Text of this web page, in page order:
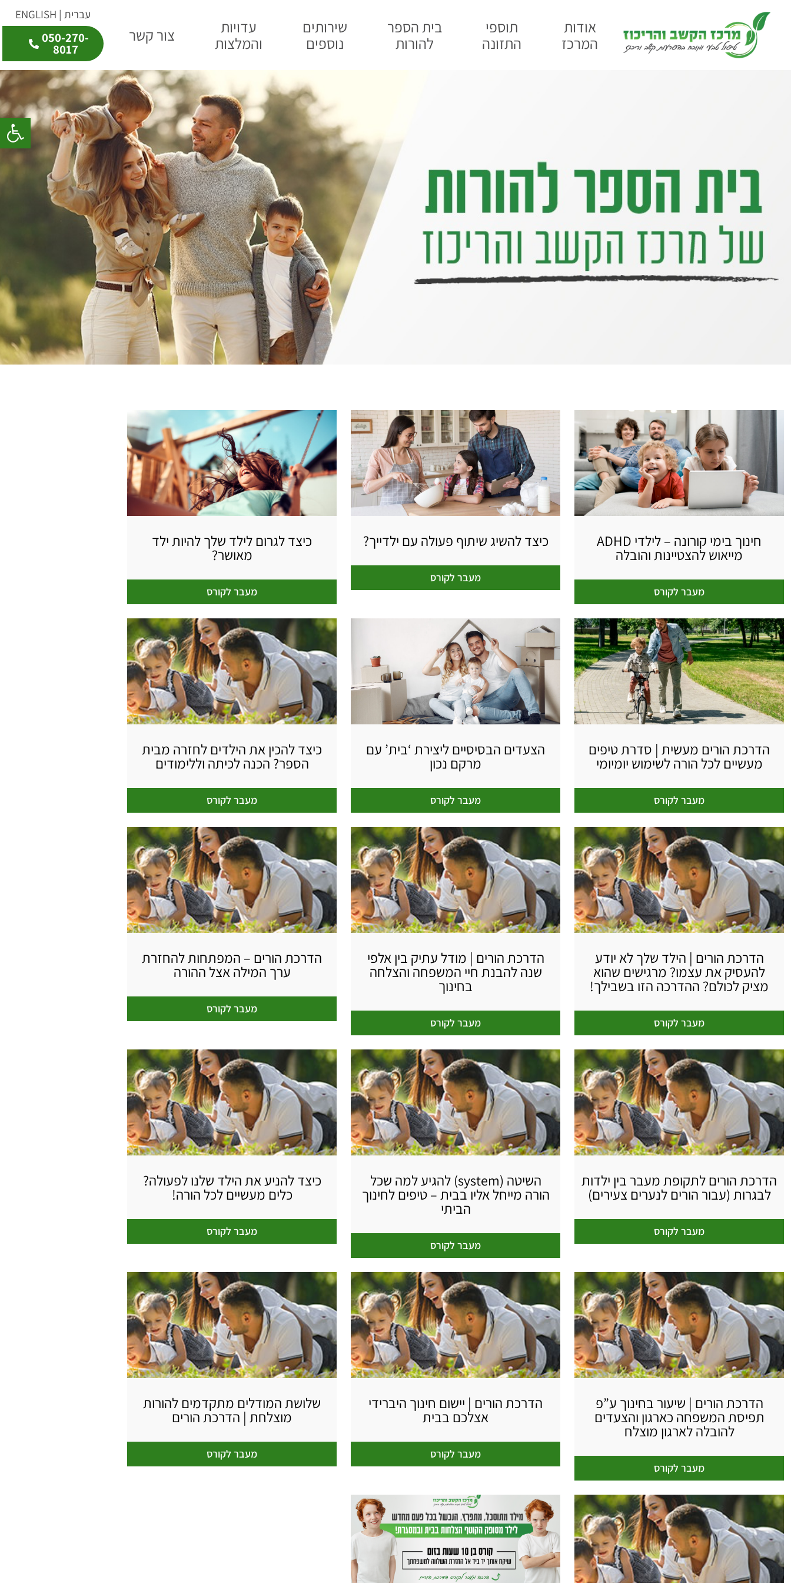
פתח
אודות
המרכז
תוספי
התזונה
בית הספר
להורות
שירותים
נוספים
עדויות
והמלצות
צור קשר
עברית | ENGLISH
050-270-
8017
חינוך בימי קורונה – לילדי ADHD
מייאוש להצטיינות והובלה
מעבר לקורס
כיצד להשיג שיתוף פעולה עם ילדייך?
מעבר לקורס
כיצד לגרום לילד שלך להיות ילד
מאושר?
מעבר לקורס
הדרכת הורים מעשית | סדרת טיפים
מעשיים לכל הורה לשימוש יומיומי
מעבר לקורס
הצעדים הבסיסיים ליצירת ‘בית’ עם
מרקם נכון
מעבר לקורס
כיצד להכין את הילדים לחזרה מבית
הספר? הכנה לכיתה וללימודים
מעבר לקורס
הדרכת הורים | הילד שלך לא יודע
להעסיק את עצמו? מרגישים שהוא
מציק לכולם? ההדרכה הזו בשבילך!
מעבר לקורס
הדרכת הורים | מודל עתיק בין אלפי
שנה להבנת חיי המשפחה והצלחה
בחינוך
מעבר לקורס
הדרכת הורים – המפתחות להחזרת
ערך המילה אצל ההורה
מעבר לקורס
הדרכת הורים לתקופת מעבר בין ילדות
לבגרות (עבור הורים לנערים צעירים)
מעבר לקורס
השיטה (system) להגיע למה שכל
הורה מייחל אליו בבית – טיפים לחינוך
הביתי
מעבר לקורס
כיצד להניע את הילד שלנו לפעולה?
כלים מעשיים לכל הורה!
מעבר לקורס
הדרכת הורים | שיעור בחינוך ע”פ
תפיסת המשפחה כארגון והצעדים
להובלה לארגון מוצלח
מעבר לקורס
הדרכת הורים | יישום חינוך היברידי
אצלכם בבית
מעבר לקורס
שלושת המודלים מתקדמים להורות
מוצלחת | הדרכת הורים
מעבר לקורס